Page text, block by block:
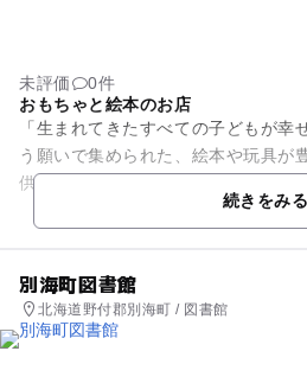
未評価
0件
おもちゃと絵本のお店
「生まれてきたすべての子どもが幸
う願いで集められた、絵本や玩具が
供の成長を促す、積み木、ゲーム、
くさん。 スタッフはみな...続きをみる
別海町図書館
北海道野付郡別海町 / 図書館